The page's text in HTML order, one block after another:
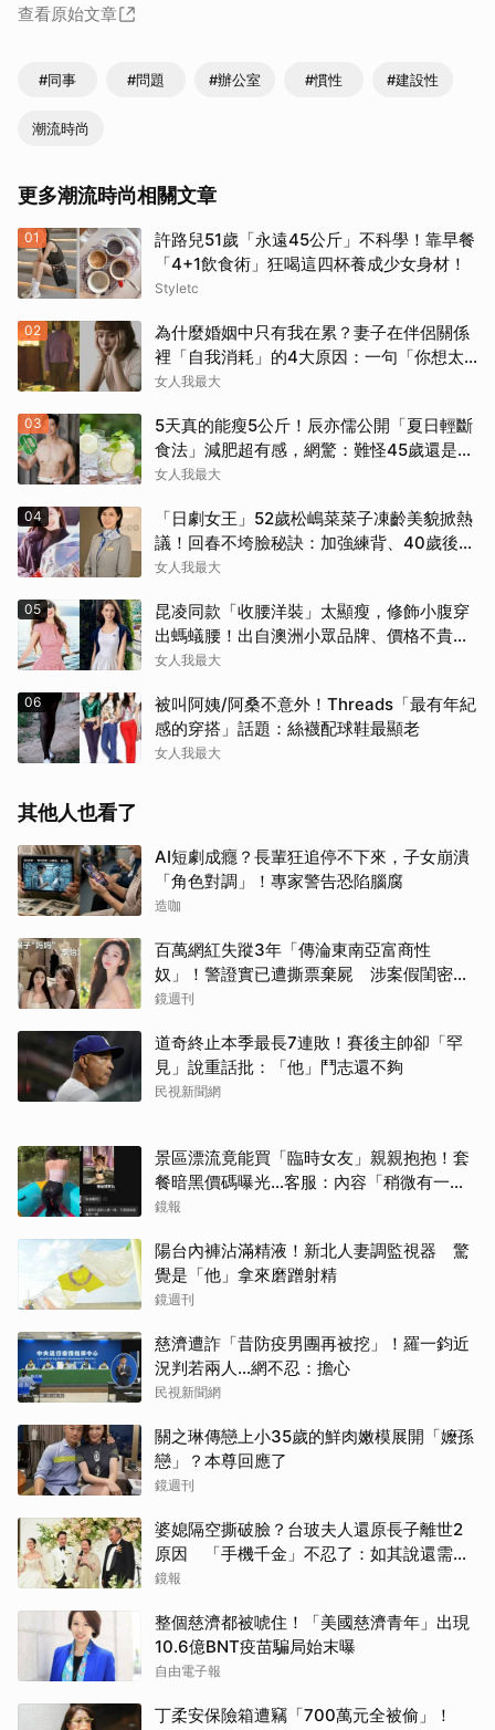
查看原始文章
#同事 #問題 #辦公室 #慣性 #建設性
潮流時尚
更多潮流時尚相關文章
01
許路兒51歲「永遠45公斤」不科學！靠早餐
「4+1飲食術」狂喝這四杯養成少女身材！
Styletc
02
為什麼婚姻中只有我在累？妻子在伴侶關係
裡「自我消耗」的4大原因：一句「你想太
多」讓人無奈
女人我最大
03
5天真的能瘦5公斤！辰亦儒公開「夏日輕斷
食法」減肥超有感，網驚：難怪45歲還是男
神
女人我最大
04
「日劇女王」52歲松嶋菜菜子凍齡美貌掀熱
議！回春不垮臉秘訣：加強練背、40歲後飲
食是關鍵！
女人我最大
05
昆凌同款「收腰洋裝」太顯瘦，修飾小腹穿
出螞蟻腰！出自澳洲小眾品牌、價格不貴還
寄台灣
女人我最大
06
被叫阿姨/阿桑不意外！Threads「最有年紀
感的穿搭」話題：絲襪配球鞋最顯老
女人我最大
其他人也看了
AI短劇成癮？長輩狂追停不下來，子女崩潰
「角色對調」！專家警告恐陷腦腐
造咖
百萬網紅失蹤3年「傳淪東南亞富商性
奴」！警證實已遭撕票棄屍 涉案假閨密近
況曝光
鏡週刊
道奇終止本季最長7連敗！賽後主帥卻「罕
見」說重話批：「他」鬥志還不夠
民視新聞網
景區漂流竟能買「臨時女友」親親抱抱！套
餐暗黑價碼曝光…客服：內容「稍微有一點
尺度」
鏡報
陽台內褲沾滿精液！新北人妻調監視器 驚
覺是「他」拿來磨蹭射精
鏡週刊
慈濟遭詐「昔防疫男團再被挖」！羅一鈞近
況判若兩人…網不忍：擔心
民視新聞網
關之琳傳戀上小35歲的鮮肉嫩模展開「嬤孫
戀」？本尊回應了
鏡週刊
婆媳隔空撕破臉？台玻夫人還原長子離世2
原因 「手機千金」不忍了：如其說還需要
離開嗎？
鏡報
整個慈濟都被唬住！「美國慈濟青年」出現
10.6億BNT疫苗騙局始末曝
自由電子報
丁柔安保險箱遭竊「700萬元全被偷」！
取消